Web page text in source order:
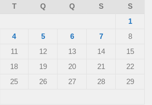
T Q Q S
S
1
4 5 6 7
8
11 12 13 14
15
18 19 20 21
22
25 26 27 28
29